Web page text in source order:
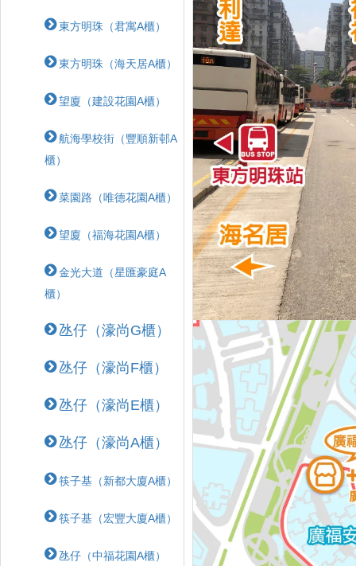
東方明珠（君寓A櫃）
東方明珠（海天居A櫃）
望廈（建設花園A櫃）
航海學校街（豐順新邨A
櫃）
菜園路（唯德花園A櫃）
望廈（福海花園A櫃）
金光大道（星匯豪庭A
櫃）
氹仔（濠尚G櫃）
氹仔（濠尚F櫃）
氹仔（濠尚E櫃）
氹仔（濠尚A櫃）
筷子基（新都大廈A櫃）
筷子基（宏豐大廈A櫃）
氹仔（中福花園A櫃）